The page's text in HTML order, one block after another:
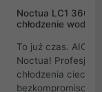
Noctua LC1
chłodzenie wodne
To już czas. AIO
Noctua!
chłodzenia cieczą